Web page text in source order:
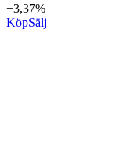
−3,37%
KöpSälj